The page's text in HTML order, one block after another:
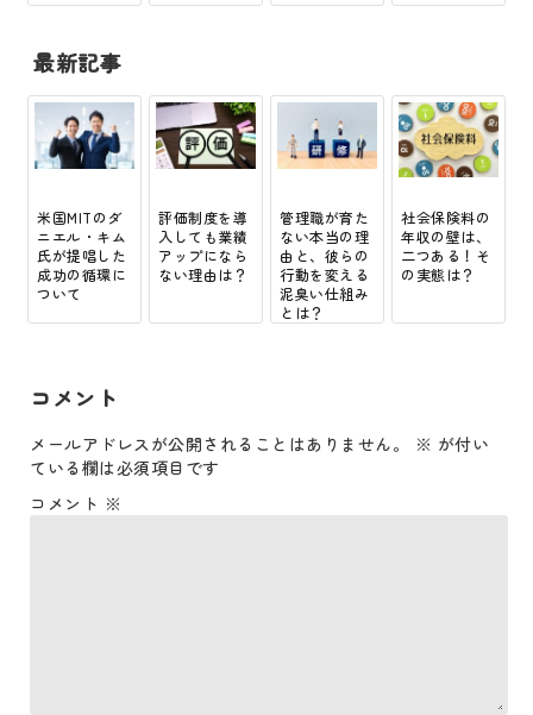
最新記事
米国MITのダ
ニエル・キム
氏が提唱した
成功の循環に
ついて
評価制度を導
入しても業績
アップになら
ない理由は？
管理職が育た
ない本当の理
由と、彼らの
行動を変える
泥臭い仕組み
とは？
社会保険料の
年収の壁は、
二つある！そ
の実態は？
コメント
メールアドレスが公開されることはありません。 ※ が付い
ている欄は必須項目です
コメント ※